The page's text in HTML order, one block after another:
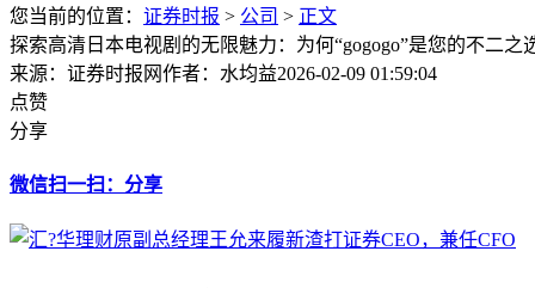
您当前的位置： 证券时报 > 公司 > 正文
探索高清日本电视剧的无限魅力：为何“gogogo”是您的不二之
来源：证券时报网作者：水均益2026-02-09 01:59:04
点赞
分享
微信扫一扫：分享